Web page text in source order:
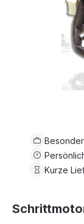
Kurze